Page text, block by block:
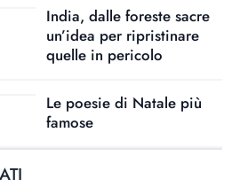
India, dalle foreste sacre
un’idea per ripristinare
quelle in pericolo
Le poesie di Natale più
famose